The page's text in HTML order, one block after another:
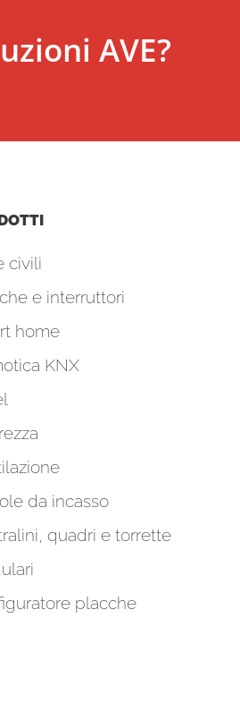
AVE?
civili
e interruttori
home
KNX
da incasso
quadri e torrette
placche